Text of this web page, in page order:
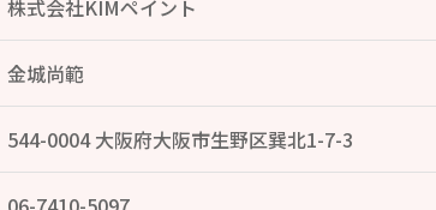
株式会社KIMペイント
金城尚範
544-0004 大阪府大阪市生野区巽北1-7-3